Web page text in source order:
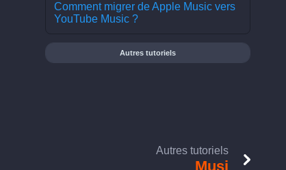
Comment migrer de Apple Music vers
YouTube Music ?
Autres tutoriels
Autres tutoriels
Musi